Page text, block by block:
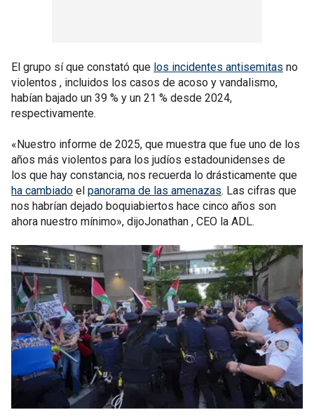
El grupo sí que constató que los incidentes antisemitas no
violentos , incluidos los casos de acoso y vandalismo,
habían bajado un 39 % y un 21 % desde 2024,
respectivamente.
«Nuestro informe de 2025, que muestra que fue uno de los
años más violentos para los judíos estadounidenses de
los que hay constancia, nos recuerda lo drásticamente que
ha cambiado el panorama de las amenazas. Las cifras que
nos habrían dejado boquiabiertos hace cinco años son
ahora nuestro mínimo», dijoJonathan , CEO la ADL.